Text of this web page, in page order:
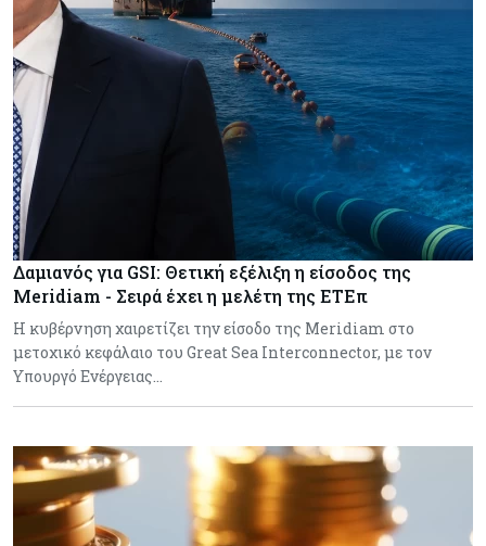
Δαμιανός για GSI: Θετική εξέλιξη η είσοδος της
Meridiam - Σειρά έχει η μελέτη της ΕΤΕπ
Η κυβέρνηση χαιρετίζει την είσοδο της Meridiam στο
μετοχικό κεφάλαιο του Great Sea Interconnector, με τον
Υπουργό Ενέργειας…